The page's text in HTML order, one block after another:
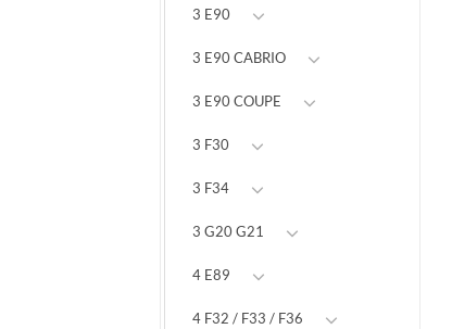
3 E90
3 E90 CABRIO
3 E90 COUPE
3 F30
3 F34
3 G20 G21
4 E89
4 F32 / F33 / F36